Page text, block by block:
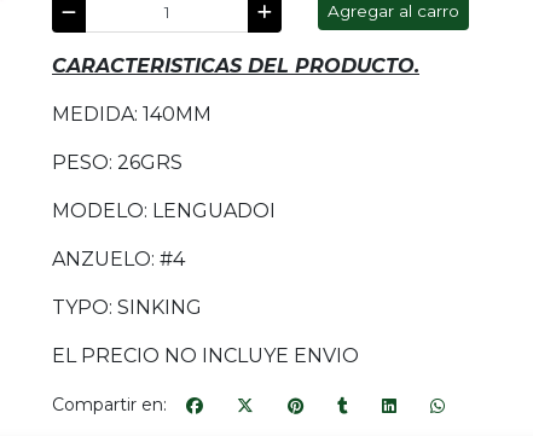
Agregar al carro
CARACTERISTICAS DEL PRODUCTO.
MEDIDA: 140MM
PESO: 26GRS
MODELO: LENGUADOI
ANZUELO: #4
TYPO: SINKING
EL PRECIO NO INCLUYE ENVIO
Compartir en: